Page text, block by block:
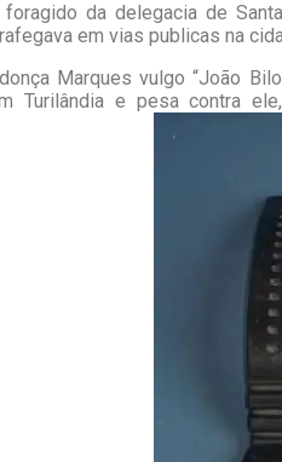
da delegacia de
em vias publicas na
Marques vulgo “João
Turilândia e pesa contra